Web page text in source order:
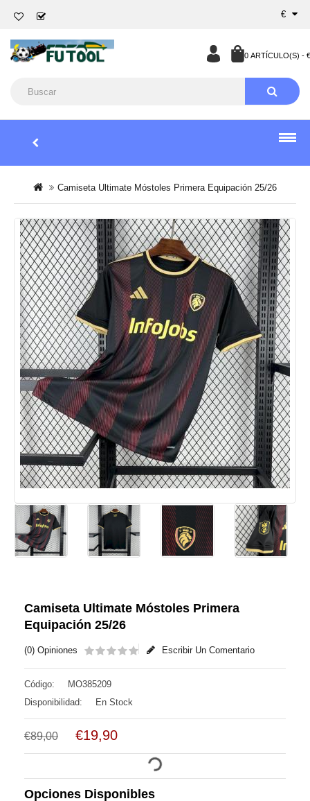
€
0 ARTÍCULO(S) -
Camiseta Ultimate Móstoles Primera Equipación 25/26
Camiseta Ultimate Móstoles Primera
Equipación 25/26
(0) Opiniones Escribir Un Comentario
Código:
MO385209
Disponibilidad:
En Stock
€89,00 €19,90
Opciones Disponibles